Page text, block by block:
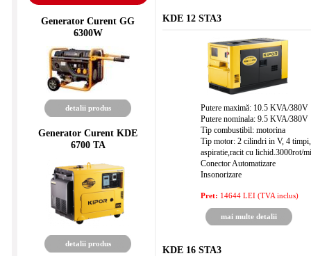
Generator Curent GG
6300W
detalii produs
Generator Curent KDE
6700 TA
detalii produs
KDE 12 STA3
Putere maximă: 10.5 KVA/380V
Putere nominala: 9.5 KVA/380V
Tip combustibil: motorina
Tip motor: 2 cilindri in V, 4 timpi,
aspiratie,racit cu lichid.3000rot/
Conector Automatizare
Insonorizare
Pret: 14644 LEI (TVA inclus)
mai multe detalii
KDE 16 STA3